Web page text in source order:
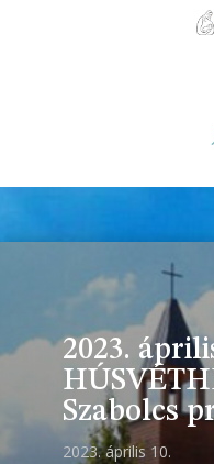
2023.
Szabolcs
2023. április 10.